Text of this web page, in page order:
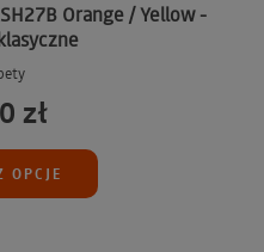
Orange / Yellow -
zł
OPCJE